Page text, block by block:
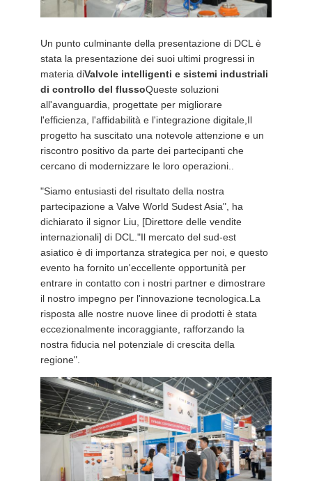
Un punto culminante della presentazione di DCL è
stata la presentazione dei suoi ultimi progressi in
materia diValvole intelligenti e sistemi industriali
di controllo del flussoQueste soluzioni
all'avanguardia, progettate per migliorare
l'efficienza, l'affidabilità e l'integrazione digitale,Il
progetto ha suscitato una notevole attenzione e un
riscontro positivo da parte dei partecipanti che
cercano di modernizzare le loro operazioni..
"Siamo entusiasti del risultato della nostra
partecipazione a Valve World Sudest Asia", ha
dichiarato il signor Liu, [Direttore delle vendite
internazionali] di DCL."Il mercato del sud-est
asiatico è di importanza strategica per noi, e questo
evento ha fornito un'eccellente opportunità per
entrare in contatto con i nostri partner e dimostrare
il nostro impegno per l'innovazione tecnologica.La
risposta alle nostre nuove linee di prodotti è stata
eccezionalmente incoraggiante, rafforzando la
nostra fiducia nel potenziale di crescita della
regione".